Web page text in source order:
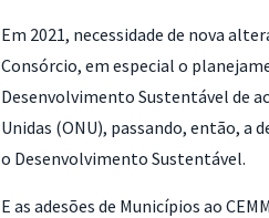
Em 2021, necessidade de nova
Consórcio, em especial o
Desenvolvimento Sustentável de
Unidas (ONU), passando, então, a
o Desenvolvimento Sustentável.
E as adesões de Municípios ao